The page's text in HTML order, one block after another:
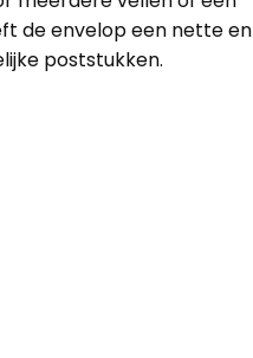
de envelop een nette en
poststukken.